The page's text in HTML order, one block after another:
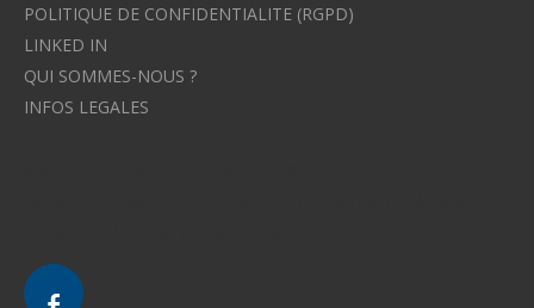
POLITIQUE DE CONFIDENTIALITE (RGPD)
LINKED IN
QUI SOMMES-NOUS ?
INFOS LEGALES